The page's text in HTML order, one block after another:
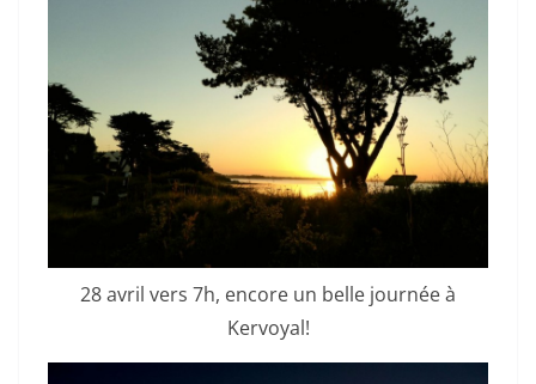
28 avril vers 7h, encore un belle journée à
Kervoyal!